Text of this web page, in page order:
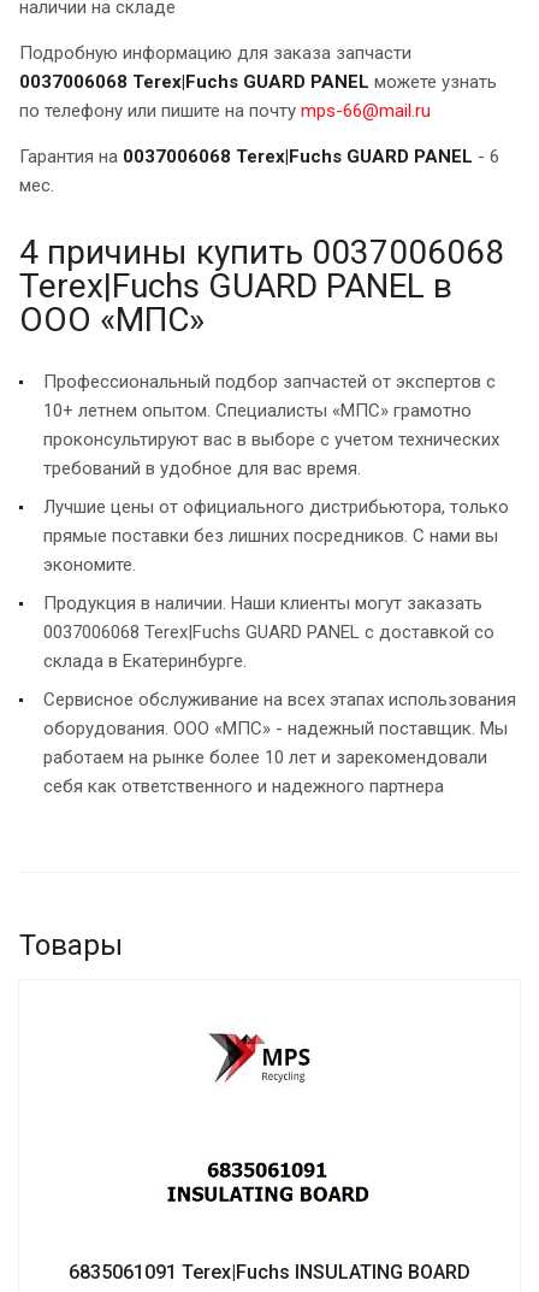
наличии на складе
Подробную информацию для заказа запчасти
0037006068 Terex|Fuchs GUARD PANEL можете узнать
по телефону или пишите на почту mps-66@mail.ru
Гарантия на 0037006068 Terex|Fuchs GUARD PANEL - 6
мес.
4 причины купить 0037006068
Terex|Fuchs GUARD PANEL в
ООО «МПС»
Профессиональный подбор запчастей от экспертов с
10+ летнем опытом. Специалисты «МПС» грамотно
проконсультируют вас в выборе с учетом технических
требований в удобное для вас время.
Лучшие цены от официального дистрибьютора, только
прямые поставки без лишних посредников. С нами вы
экономите.
Продукция в наличии. Наши клиенты могут заказать
0037006068 Terex|Fuchs GUARD PANEL с доставкой со
склада в Екатеринбурге.
Сервисное обслуживание на всех этапах использования
оборудования. ООО «МПС» - надежный поставщик. Мы
работаем на рынке более 10 лет и зарекомендовали
себя как ответственного и надежного партнера
Товары
6835061091 Terex|Fuchs INSULATING BOARD